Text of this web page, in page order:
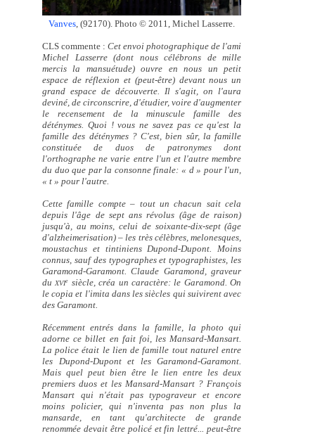
Vanves , (92170). Photo © 2011, Michel Lasserre.
CLS commente :Cet envoi photographique de l'ami
Michel Lasserre (dont nous célébrons de mille
mercis la mansuétude) ouvre en nous un petit
espace de réflexion et (peut-être) devant nous un
grand espace de découverte. Il s'agit, on l'aura
deviné, de circonscrire, d'étudier, voire d'augmenter
le recensement de la minuscule famille des
déténymes. Quoi ! vous ne savez pas ce qu'est la
famille des déténymes ? C'est, bien sûr, la famille
constituée de duos de patronymes dont
l'orthographe ne varie entre l'un et l'autre membre
du duo que par la consonne finale: « d » pour l'un,
« t » pour l'autre.
Cette famille compte – tout un chacun sait cela
depuis l'âge de sept ans révolus (âge de raison)
jusqu'à, au moins, celui de soixante-dix-sept (âge
d'alzheimerisation) – les très célèbres, melonesques,
moustachus et tintiniens Dupond-Dupont. Moins
connus, sauf des typographes et typographistes, les
Garamond-Garamont. Claude Garamond, graveur
du XVIe siècle, créa un caractère: le Garamond. On
le copia et l'imita dans les siècles qui suivirent avec
des Garamont.
Récemment entrés dans la famille, la photo qui
adorne ce billet en fait foi, les Mansard-Mansart.
La police était le lien de famille tout naturel entre
les Dupond-Dupont et les Garamond-Garamont.
Mais quel peut bien être le lien entre les deux
premiers duos et les Mansard-Mansart ? François
Mansart qui n'était pas typograveur et encore
moins policier, qui n'inventa pas non plus la
mansarde, en tant qu'architecte de grande
renommée devait être policé et fin lettré... peut-être